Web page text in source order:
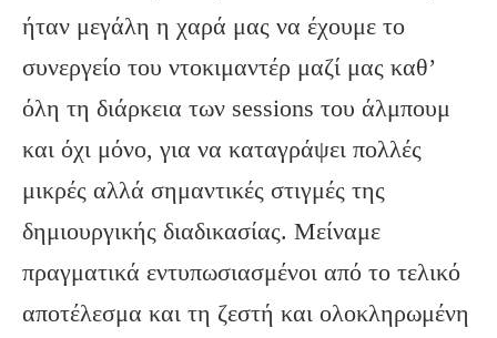
ήταν μεγάλη η χαρά μας να έχουμε το
συνεργείο του ντοκιμαντέρ μαζί μας καθ’
όλη τη διάρκεια των sessions του άλμπουμ
και όχι μόνο, για να καταγράψει πολλές
μικρές αλλά σημαντικές στιγμές της
δημιουργικής διαδικασίας. Μείναμε
πραγματικά εντυπωσιασμένοι από το τελικό
αποτέλεσμα και τη ζεστή και ολοκληρωμένη